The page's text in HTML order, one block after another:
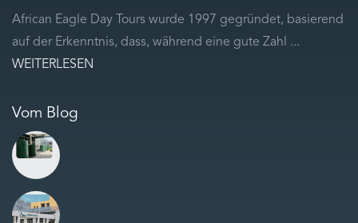
African Eagle Day Tours wurde 1997 gegründet, basierend
auf der Erkenntnis, dass, während eine gute Zahl ...
WEITERLESEN
Vom Blog